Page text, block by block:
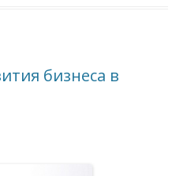
бизнеса в